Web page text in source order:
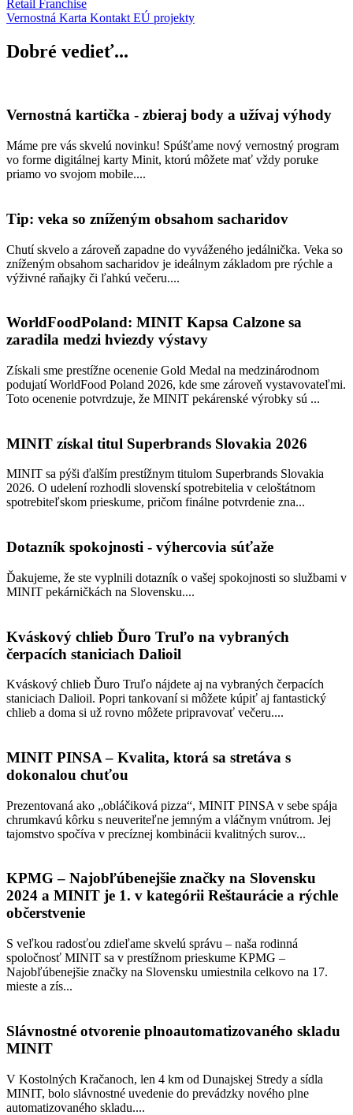
Retail
Franchise
Vernostná Karta Kontakt EÚ projekty
Dobré vedieť...
Vernostná kartička - zbieraj body a užívaj výhody
Máme pre vás skvelú novinku! Spúšťame nový vernostný program
vo forme digitálnej karty Minit, ktorú môžete mať vždy poruke
priamo vo svojom mobile....
Tip: veka so zníženým obsahom sacharidov
Chutí skvelo a zároveň zapadne do vyváženého jedálnička. Veka so
zníženým obsahom sacharidov je ideálnym základom pre rýchle a
výživné raňajky či ľahkú večeru....
WorldFoodPoland: MINIT Kapsa Calzone sa
zaradila medzi hviezdy výstavy
Získali sme prestížne ocenenie Gold Medal na medzinárodnom
podujatí WorldFood Poland 2026, kde sme zároveň vystavovateľmi.
Toto ocenenie potvrdzuje, že MINIT pekárenské výrobky sú ...
MINIT získal titul Superbrands Slovakia 2026
MINIT sa pýši ďalším prestížnym titulom Superbrands Slovakia
2026. O udelení rozhodli slovenskí spotrebitelia v celoštátnom
spotrebiteľskom prieskume, pričom finálne potvrdenie zna...
Dotazník spokojnosti - výhercovia súťaže
Ďakujeme, že ste vyplnili dotazník o vašej spokojnosti so službami v
MINIT pekárničkách na Slovensku....
Kváskový chlieb Ďuro Truľo na vybraných
čerpacích staniciach Dalioil
Kváskový chlieb Ďuro Truľo nájdete aj na vybraných čerpacích
staniciach Dalioil. Popri tankovaní si môžete kúpiť aj fantastický
chlieb a doma si už rovno môžete pripravovať večeru....
MINIT PINSA – Kvalita, ktorá sa stretáva s
dokonalou chuťou
Prezentovaná ako „obláčiková pizza“, MINIT PINSA v sebe spája
chrumkavú kôrku s neuveriteľne jemným a vláčnym vnútrom. Jej
tajomstvo spočíva v precíznej kombinácii kvalitných surov...
KPMG – Najobľúbenejšie značky na Slovensku
2024 a MINIT je 1. v kategórii Reštaurácie a rýchle
občerstvenie
S veľkou radosťou zdieľame skvelú správu – naša rodinná
spoločnosť MINIT sa v prestížnom prieskume KPMG –
Najobľúbenejšie značky na Slovensku umiestnila celkovo na 17.
mieste a zís...
Slávnostné otvorenie plnoautomatizovaného skladu
MINIT
V Kostolných Kračanoch, len 4 km od Dunajskej Stredy a sídla
MINIT, bolo slávnostné uvedenie do prevádzky nového plne
automatizovaného skladu....